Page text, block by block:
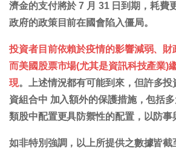
濟金的支付將於 7 月 31 日到期，耗費
政府的政策目前在國會陷入僵局。
投資者目前依賴於疫情的影響減弱、財
而美國股票市場(尤其是資訊科技產業)
現。上述情況都有可能到來，但許多
資組合中 加入額外的保護措施，包括
類股中配置更具防禦性的配置，以防事
如非特別強調，以上所提供之數據皆截